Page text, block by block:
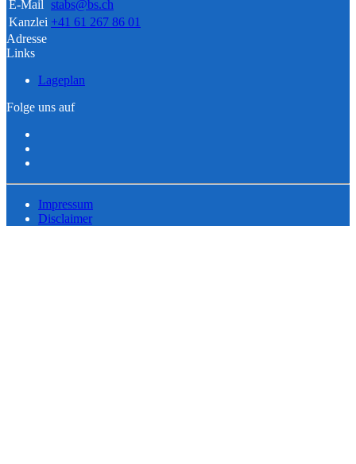
E-Mail stabs@bs.ch
Kanzlei +41 61 267 86 01
Adresse
Links
Lageplan
Folge uns auf
Impressum
Disclaimer